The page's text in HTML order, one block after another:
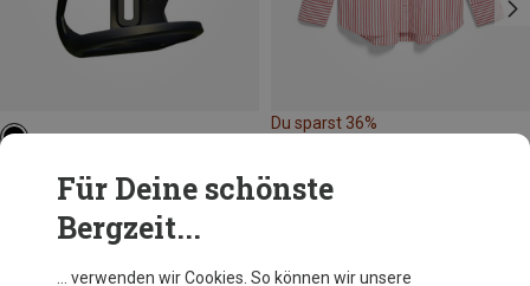
Blackburn
Clutch Cage Flaschenhalter
Du sparst 36%
Für Deine schönste
Bergzeit...
… verwenden wir Cookies. So können wir unsere